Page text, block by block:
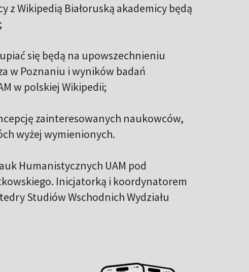
z Wikipedią Białoruską akademicy będą
się będą na upowszechnieniu
w Poznaniu i wyników badań
w polskiej Wikipedii;
zainteresowanych naukowców,
wyżej wymienionych.
Humanistycznych UAM pod
Inicjatorką i koordynatorem
Studiów Wschodnich Wydziału